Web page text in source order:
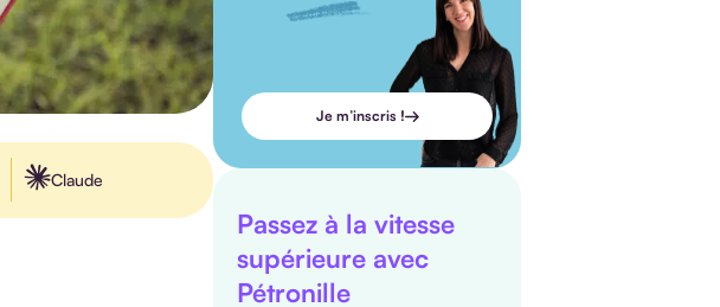
Claude
Je m’inscris !
Passez à la vitesse
supérieure avec
Pétronille